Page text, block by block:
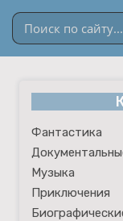
Мультфильмы
Сериалы
Фантастика
Музыка
Приключения